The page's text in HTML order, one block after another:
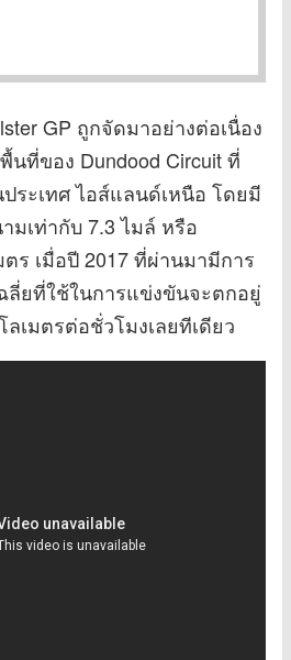
GP ถูกจัดมาอย่างต่อเนื่อง
นที่ของ Dundood Circuit ที่
ระเทศ ไอส์แลนด์เหนือ โดยมี
มเท่ากับ 7.3 ไมล์ หรือ
ร เมื่อปี 2017 ที่ผ่านมามีการ
ลี่ยที่ใช้ในการแข่งขันจะตกอยู่
เมตรต่อชั่วโมงเลยทีเดียว